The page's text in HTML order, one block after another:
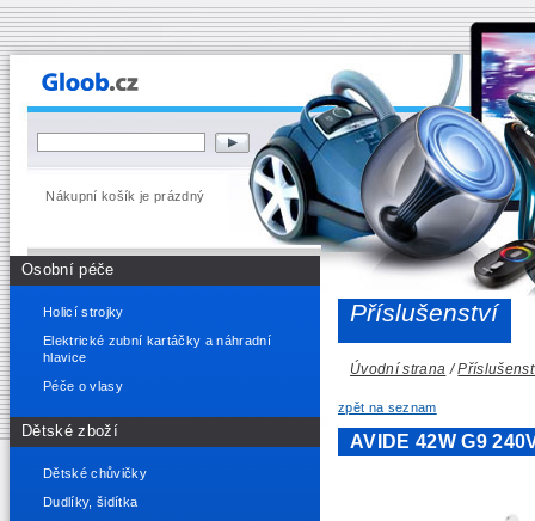
Nákupní košík je prázdný
Osobní péče
Holicí strojky
Elektrické zubní kartáčky a náhradní
hlavice
Péče o vlasy
Dětské zboží
Dětské chůvičky
Dudlíky, šidítka
Příslušenství
Úvodní strana /
zpět na seznam
AVIDE 42W G9